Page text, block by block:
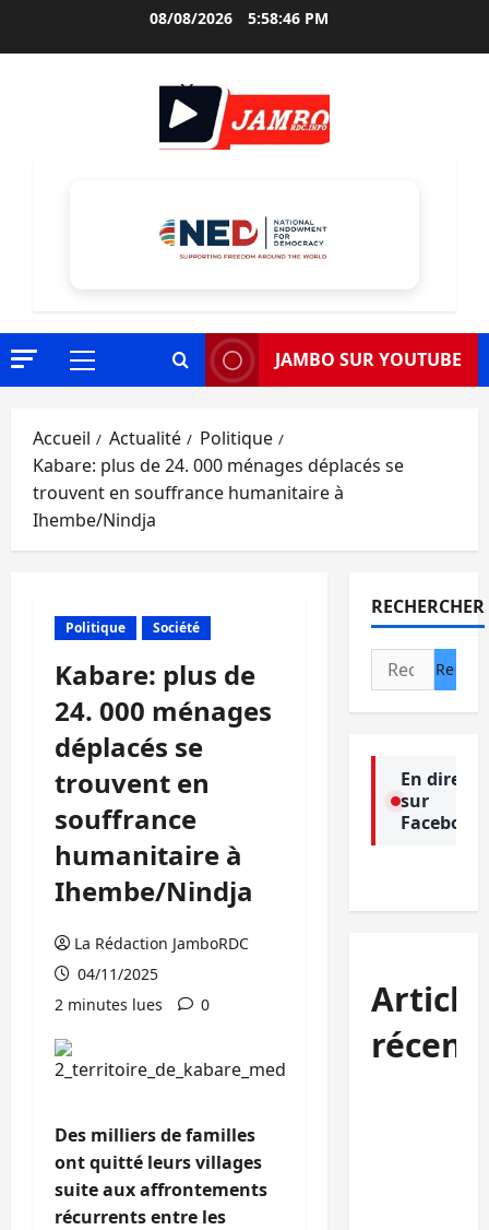
08/08/2026 5:58:47 PM
Menu
JAMBO SUR YOUTUBE
Accueil Actualité
Politique
Kabare: plus de 24. 000 ménages déplacés se
trouvent en souffrance humanitaire à
Ihembe/Nindja
Politique Société
Kabare: plus de
24. 000 ménages
déplacés se
trouvent en
souffrance
humanitaire à
Ihembe/Nindja
La Rédaction JamboRDC
04/11/2025
2 minutes lues
0
Des milliers de familles
ont quitté leurs villages
suite aux affrontements
récurrents entre les
RECHERCHER
Rechercher :
En direct
sur
Facebook